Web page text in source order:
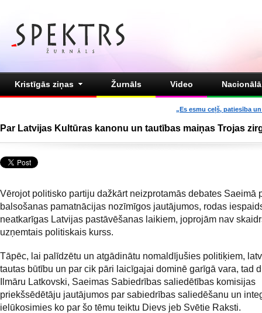
Kristīgās ziņas Žurnāls Video
„Es esmu ceļš, patiesība
Par Latvijas Kultūras kanonu un tautības maiņas Trojas
Vērojot politisko partiju dažkārt neizprotamās debates Saeimā
balsošanas pamatnācijas nozīmīgos jautājumos, rodas
neatkarīgas Latvijas pastāvēšanas laikiem, joprojām nav
uzņemtais politiskais kurss.
Tāpēc, lai palīdzētu un atgādinātu nomaldījušies politiķiem,
tautas būtību un par cik pāri laicīgajai dominē garīgā vara, tad
Ilmāru Latkovski, Saeimas Sabiedrības saliedētības komisijas
priekšsēdētāju jautājumos par sabiedrības saliedēšanu un
ielūkosimies ko par šo tēmu teiktu Dievs jeb Svētie Raksti.